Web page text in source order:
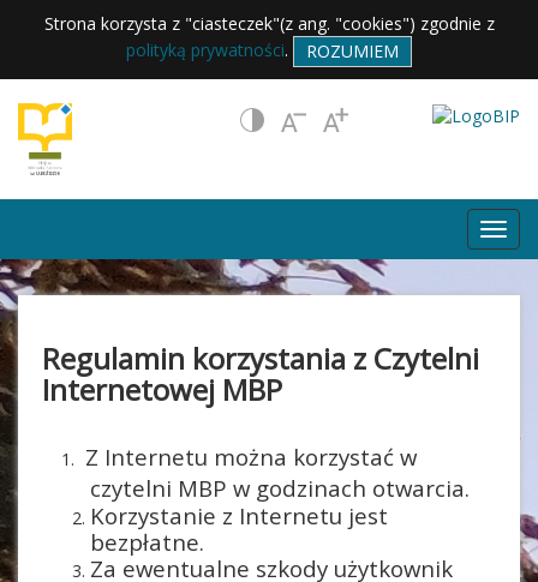
Strona korzysta z "ciasteczek"(z ang. "cookies") zgodnie z
polityką prywatności. ROZUMIEM
Regulamin korzystania z Czytelni
Internetowej MBP
Z Internetu można korzystać w
czytelni MBP w godzinach otwarcia.
Korzystanie z Internetu jest
bezpłatne.
Za ewentualne szkody użytkownik